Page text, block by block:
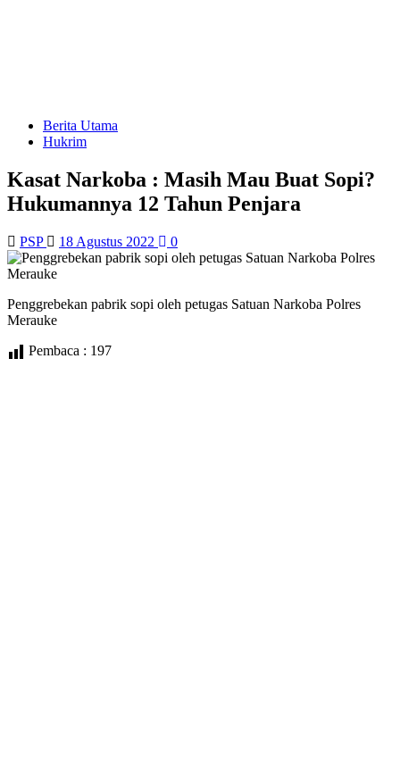
Berita Utama
Hukrim
Kasat Narkoba : Masih Mau Buat Sopi?
Hukumannya 12 Tahun Penjara
PSP 18 Agustus 2022 0
Penggrebekan pabrik sopi oleh petugas Satuan Narkoba Polres
Merauke
Pembaca : 197